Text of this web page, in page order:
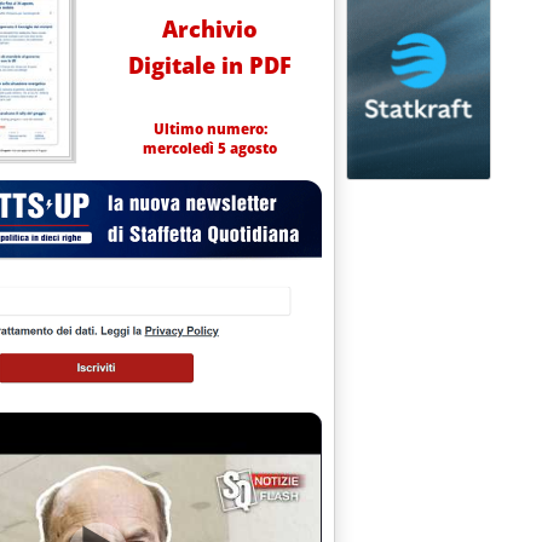
2002 alle 15.48.
. CON COMPASS-PLOSE UN
2002 alle 15.42.
Archivio
Digitale in PDF
Ultimo numero:
mercoledì 5 agosto